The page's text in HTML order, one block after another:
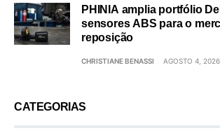
PHINIA amplia portfólio
sensores ABS para o
reposição
CHRISTIANE BENASSI AGOSTO 4, 2026
CATEGORIAS